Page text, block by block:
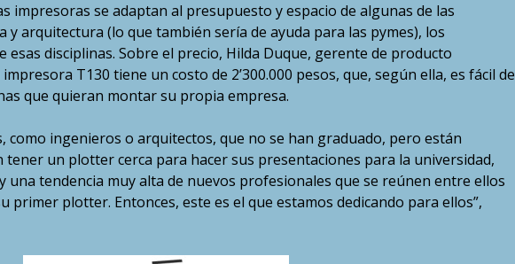
impresoras se adaptan al presupuesto y espacio de algunas de las
y arquitectura (lo que también sería de ayuda para las pymes), los
esas disciplinas. Sobre el precio, Hilda Duque, gerente de producto
T130 tiene un costo de 2’300.000 pesos, que, según ella, es fácil de
que quieran montar su propia empresa.
como ingenieros o arquitectos, que no se han graduado, pero están
tener un plotter cerca para hacer sus presentaciones para la universidad,
una tendencia muy alta de nuevos profesionales que se reúnen entre ellos
primer plotter. Entonces, este es el que estamos dedicando para ellos”,